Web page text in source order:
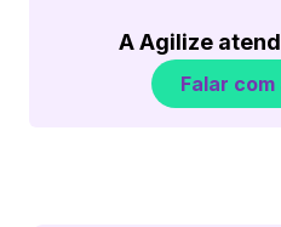
A Agilize
Falar